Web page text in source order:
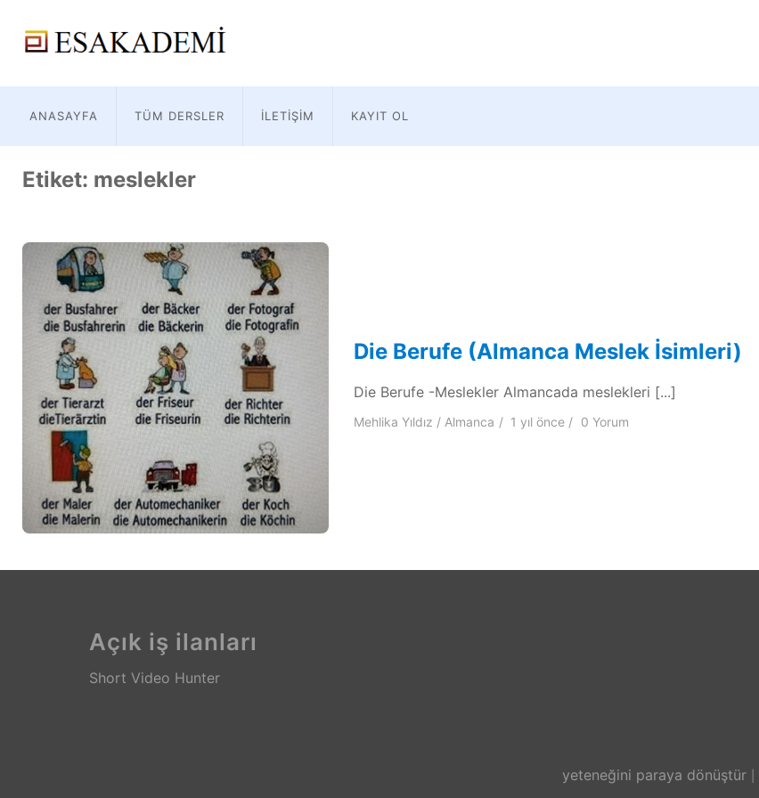
ANASAYFA TÜM DERSLER İLETIŞIM KAYIT OL
Etiket: meslekler
Die Berufe (Almanca Meslek İsimleri)
Die Berufe -Meslekler Almancada meslekleri [...]
Mehlika Yıldız Almanca 1 yılönce 0 Yorum
Açık iş ilanları
Short Video Hunter
yeteneğini paraya dönüştür